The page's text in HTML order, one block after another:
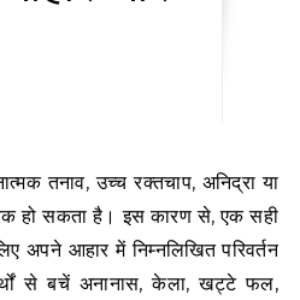
हो सकता है। इस कारण से, एक सही
आहार में निम्नलिखित परिवर्तन
से बचें अनानास, केला, खट्टे फल,